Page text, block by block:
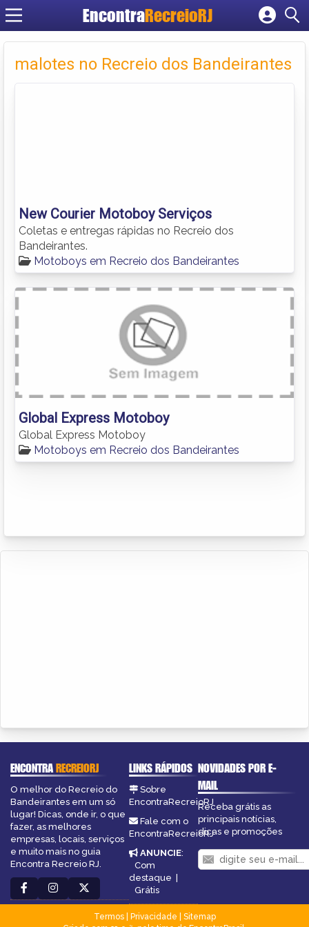
EncontraRecreioRJ
Cadastrar empresa
Criar conta
malotes no Recreio dos Bandeirantes
New Courier Motoboy Serviços
Coletas e entregas rápidas no Recreio dos
Bandeirantes.
Motoboys em Recreio dos Bandeirantes
Global Express Motoboy
Global Express Motoboy
Motoboys em Recreio dos Bandeirantes
ENCONTRARECREIORJ
O melhor do Recreio do
Bandeirantes em um só
lugar! Dicas, onde ir, o que
fazer, as melhores
empresas, locais, serviços
e muito mais no guia
Encontra Recreio RJ.
LINKS RÁPIDOS
Sobre
EncontraRecreioRJ
Fale com o
EncontraRecreioRJ
ANUNCIE:
Com
destaque |
Grátis
NOVIDADES POR E-
MAIL
Receba grátis as
principais notícias,
dicas e promoções
Termos| Privacidade
Sitemap